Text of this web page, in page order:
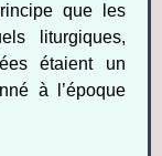
que les
liturgiques,
étaient un
à l’époque